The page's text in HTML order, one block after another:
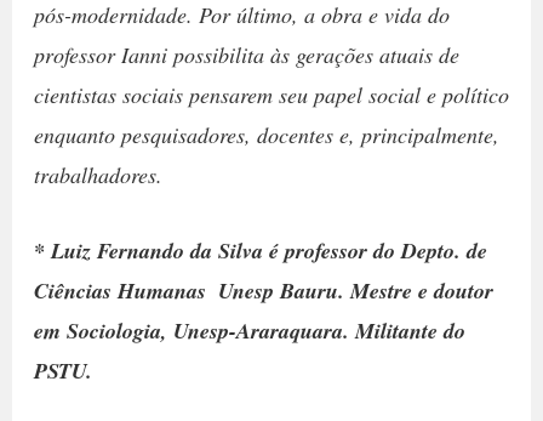
pós-modernidade. Por último, a obra e vida do
professor Ianni possibilita às gerações atuais de
cientistas sociais pensarem seu papel social e político
enquanto pesquisadores, docentes e, principalmente,
trabalhadores.
* Luiz Fernando da Silva é professor do Depto. de
Ciências Humanas  Unesp Bauru. Mestre e doutor
em Sociologia, Unesp-Araraquara. Militante do
PSTU.